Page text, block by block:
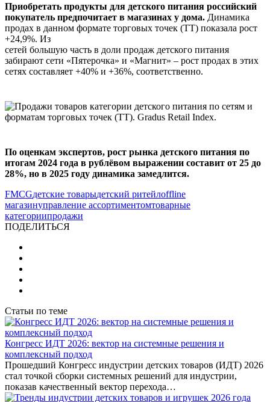
Приобретать продукты для детского питания российский
покупатель предпочитает в магазинах у дома. Динамика
продах в данном формате торговых точек (ТТ) показала рост
+24,9%. Из
сетей большую часть в доли продаж детского питания
забирают сети «Пятерочка» и «Магнит» – рост продах в этих
сетях составляет +40% и +36%, соответственно.
По оценкам экспертов, рост рынка детского питания по
итогам 2024 года в рублёвом выражении составит от 25 до
28%, но в 2025 году динамика замедлится.
FMCGдетские товарыдетский ритейлoffline
магазинуправление ассортиментомтоварные
категориипродажи
ПОДЕЛИТЬСЯ
Статьи по теме
Конгресс ИДТ 2026: вектор на системные решения и
комплексный подход
Прошедший Конгресс индустрии детских товаров (ИДТ) 2026
стал точкой сборки системных решений для индустрии,
показав качественный вектор перехода…